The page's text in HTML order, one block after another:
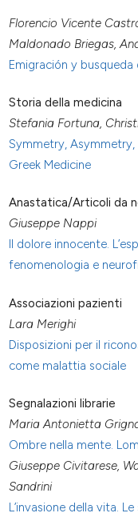
Florencio Vicente
Maldonado Briegas,
Emigración y busqueda
Storia della medicina
Stefania Fortuna,
Symmetry, Asymmetry,
Greek Medicine
Anastatica/Articoli da
Giuseppe Nappi
Il dolore innocente.
fenomenologia e
Associazioni pazienti
Lara Merighi
Disposizioni per il
come malattia sociale
Segnalazioni librarie
Maria Antonietta
Ombre nella mente.
Giuseppe Civitarese,
Sandrini
L’invasione della vita.